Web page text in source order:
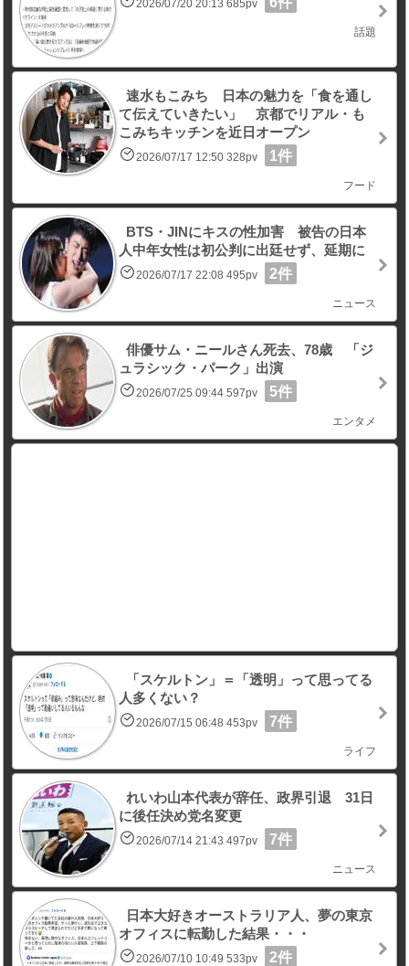
2026/07/20 20:13 685pv
話題
速水もこみち 日本の魅力を「食を通し
て伝えていきたい」 京都でリアル・も
こみちキッチンを近日オープン
2026/07/17 12:50 328pv 1件
フード
BTS・JINにキスの性加害 被告の日本
人中年女性は初公判に出廷せず、延期に
2026/07/17 22:08 495pv 2件
ニュース
俳優サム・ニールさん死去、78歳 「ジ
ュラシック・パーク」出演
2026/07/25 09:44 597pv 5件
エンタメ
「スケルトン」＝「透明」って思ってる
人多くない？
2026/07/15 06:48 453pv 7件
ライフ
れいわ山本代表が辞任、政界引退 31日
に後任決め党名変更
2026/07/14 21:43 497pv 7件
ニュース
日本大好きオーストラリア人、夢の東京
オフィスに転勤した結果・・・
2026/07/10 10:49 533pv 2件